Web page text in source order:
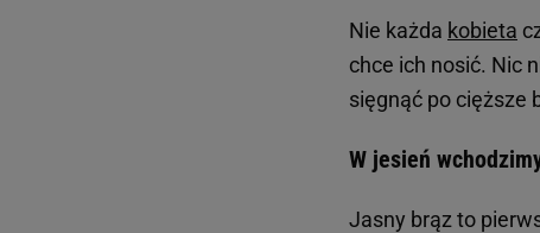
Nie każda kobieta
chce ich nosić. Nic
sięgnąć po cięższe
W jesień
Jasny brąz to